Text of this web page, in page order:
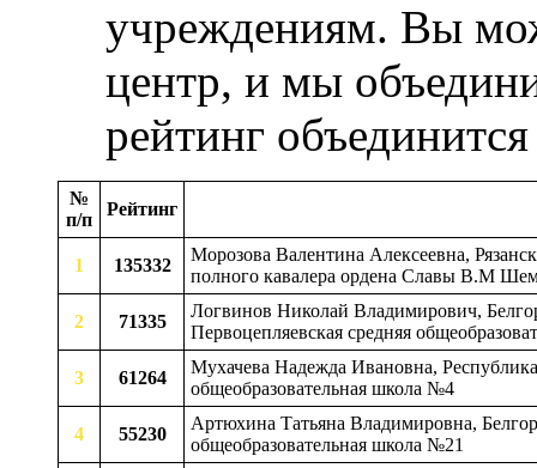
учреждениям. Вы
центр, и мы
рейтинг
№
п/п
Рейтинг
1 135332
Морозова Валентина Алексеевна,
полного кавалера ордена Славы В.М
2 71335
Логвинов Николай Владимирович,
Первоцепляевская средняя
3 61264
Мухачева Надежда Ивановна,
общеобразовательная школа №4
4 55230
Артюхина Татьяна Владимировна,
общеобразовательная школа №21